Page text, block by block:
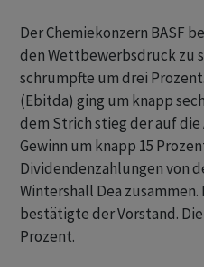
Der Chemiekonzern BASF
den Wettbewerbsdruck zu
schrumpfte um drei
(Ebitda) ging um knapp
dem Strich stieg der auf
Gewinn um knapp 15
Dividendenzahlungen von
Wintershall Dea
bestätigte der Vorstand.
Prozent.